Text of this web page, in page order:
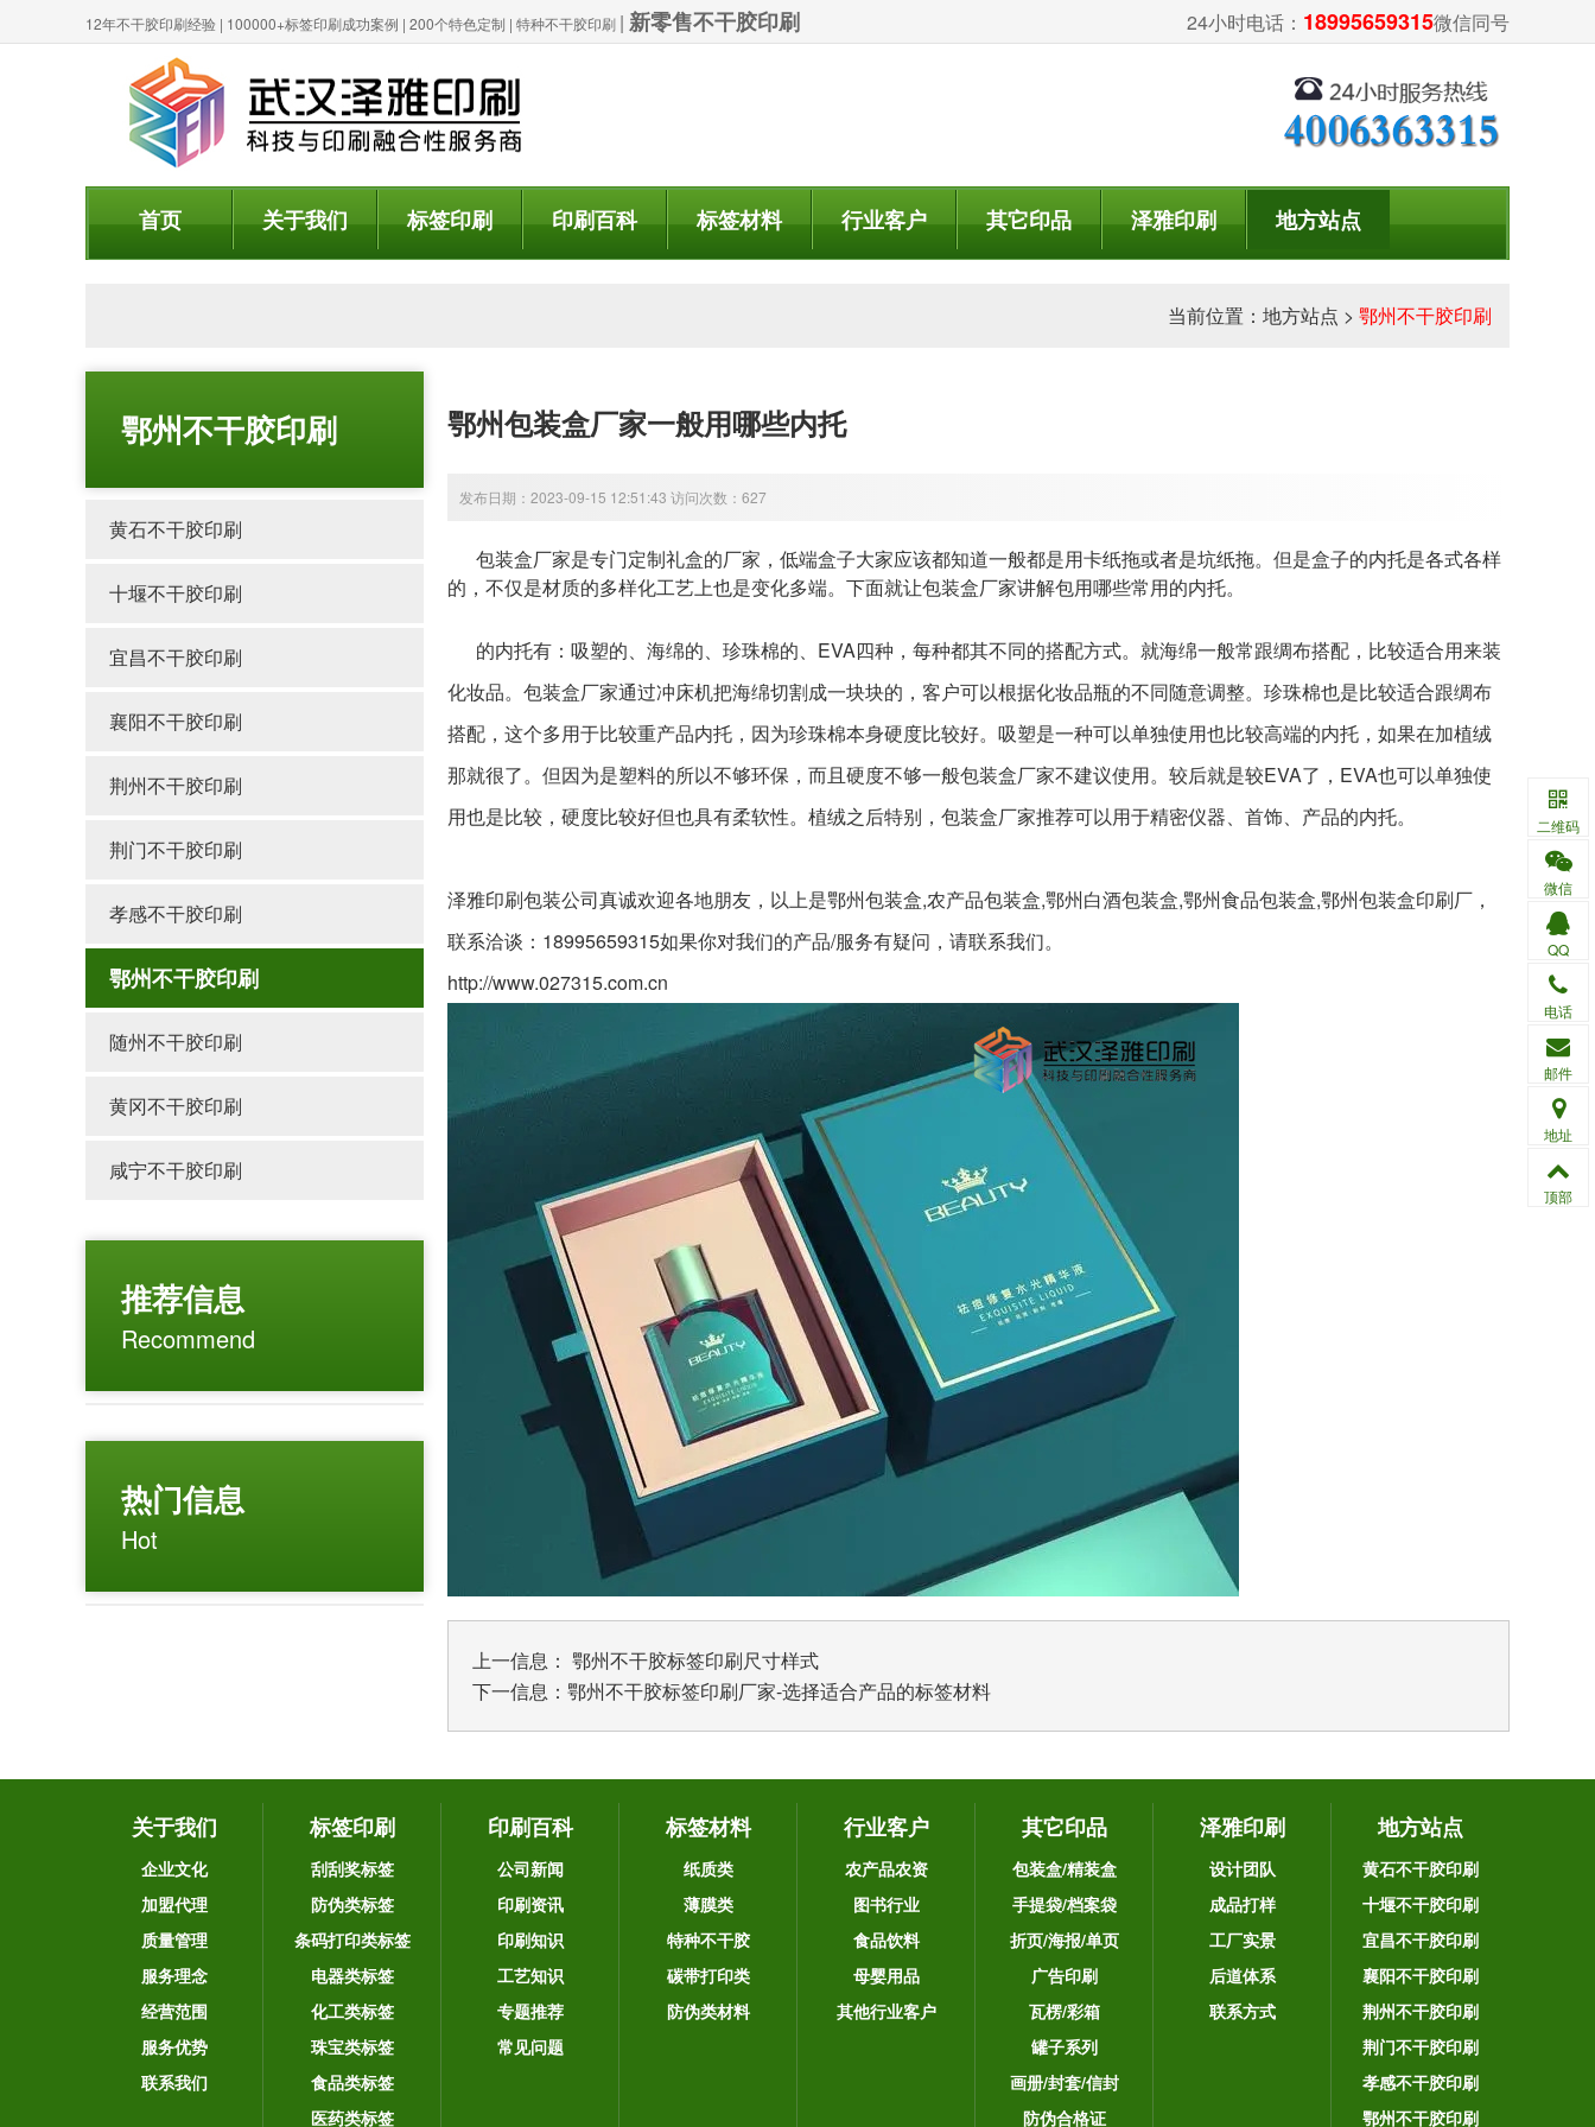
12年不干胶印刷经验 | 100000+标签印刷成功案例 | 200个特色定制 | 特种不干胶印刷 | 新零售不干胶印刷 24小时电话： 18995659315微信同号
首页 关于我们 标签印刷 印刷百科 标签材料 行业客户 其它印品 泽雅印刷 地方站点
当前位置： 地方站点 > 鄂州不干胶印刷
鄂州不干胶印刷
黄石不干胶印刷
十堰不干胶印刷
宜昌不干胶印刷
襄阳不干胶印刷
荆州不干胶印刷
荆门不干胶印刷
孝感不干胶印刷
鄂州不干胶印刷
随州不干胶印刷
黄冈不干胶印刷
咸宁不干胶印刷
推荐信息
Recommend
热门信息
Hot
鄂州包装盒厂家一般用哪些内托
发布日期：2023-09-15 12:51:43 访问次数：627
包装盒厂家是专门定制礼盒的厂家，低端盒子大家应该都知道一般都是用卡纸拖或者是坑纸拖。但是盒子的内托是各式各样
的，不仅是材质的多样化工艺上也是变化多端。下面就让包装盒厂家讲解包用哪些常用的内托。
的内托有：吸塑的、海绵的、珍珠棉的、EVA四种，每种都其不同的搭配方式。就海绵一般常跟绸布搭配，比较适合用来装
化妆品。包装盒厂家通过冲床机把海绵切割成一块块的，客户可以根据化妆品瓶的不同随意调整。珍珠棉也是比较适合跟绸布
搭配，这个多用于比较重产品内托，因为珍珠棉本身硬度比较好。吸塑是一种可以单独使用也比较高端的内托，如果在加植绒
那就很了。但因为是塑料的所以不够环保，而且硬度不够一般包装盒厂家不建议使用。较后就是较EVA了，EVA也可以单独使
用也是比较，硬度比较好但也具有柔软性。植绒之后特别，包装盒厂家推荐可以用于精密仪器、首饰、产品的内托。
泽雅印刷包装公司真诚欢迎各地朋友，以上是鄂州包装盒,农产品包装盒,鄂州白酒包装盒,鄂州食品包装盒,鄂州包装盒印刷厂，
联系洽谈：18995659315如果你对我们的产品/服务有疑问，请联系我们。
http://www.027315.com.cn
上一信息： 鄂州不干胶标签印刷尺寸样式
下一信息： 鄂州不干胶标签印刷厂家-选择适合产品的标签材料
关于我们
企业文化
加盟代理
质量管理
服务理念
经营范围
服务优势
联系我们
标签印刷
刮刮奖标签
防伪类标签
条码打印类标签
电器类标签
化工类标签
珠宝类标签
食品类标签
医药类标签
印刷百科
公司新闻
印刷资讯
印刷知识
工艺知识
专题推荐
常见问题
标签材料
纸质类
薄膜类
特种不干胶
碳带打印类
防伪类材料
行业客户
农产品农资
图书行业
食品饮料
母婴用品
其他行业客户
其它印品
包装盒/精装盒
手提袋/档案袋
折页/海报/单页
广告印刷
瓦楞/彩箱
罐子系列
画册/封套/信封
防伪合格证
泽雅印刷
设计团队
成品打样
工厂实景
后道体系
联系方式
地方站点
黄石不干胶印刷
十堰不干胶印刷
宜昌不干胶印刷
襄阳不干胶印刷
荆州不干胶印刷
荆门不干胶印刷
孝感不干胶印刷
鄂州不干胶印刷
二维码
微信
QQ
电话
邮件
地址
顶部